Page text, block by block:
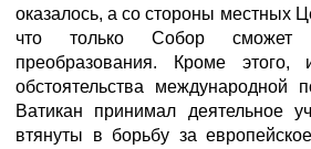
оказалось, а со стороны местных
что только Собор сможет
преобразования. Кроме этого,
обстоятельства международной
Ватикан принимал деятельное
втянуты в борьбу за